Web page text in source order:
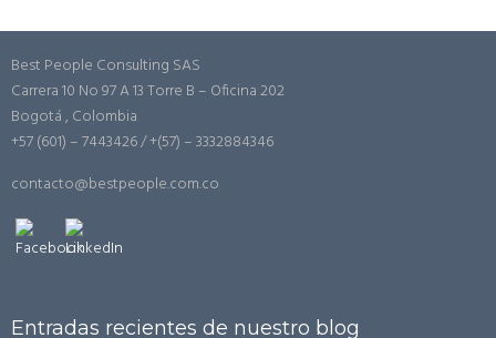
Best People Consulting SAS
Carrera 10 No 97 A 13 Torre B – Oficina 202
Bogotá , Colombia
+57 (601) – 7443426 / +(57) – 3332884346
contacto@bestpeople.com.co
Entradas recientes de nuestro blog